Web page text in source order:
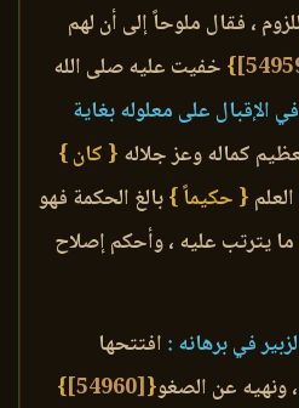
، فقال ملوحاً إلى أن لهم
} خفيت عليه صلى الله
الإقبال على معلوله بغاية
كماله وعز جلاله { كان }
{ حكيماً }بالغ الحكمة فهو
ما يترتب عليه ، وأحكم إصلاح
في برهانه : افتتحها
، ونهيه عن الصغو{
[54960]
}